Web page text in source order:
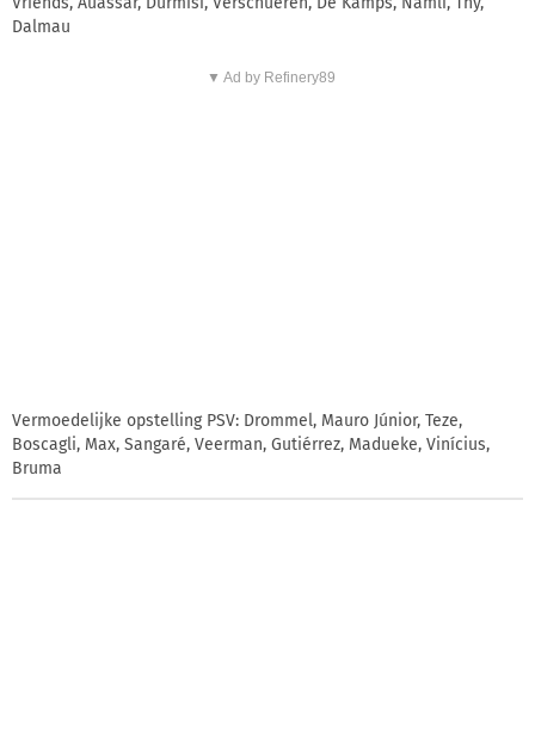
Dalmau
▼ Ad by Refinery89
Vermoedelijke opstelling PSV: Drommel, Mauro Júnior, Teze,
Boscagli, Max, Sangaré, Veerman, Gutiérrez, Madueke, Vinícius,
Bruma